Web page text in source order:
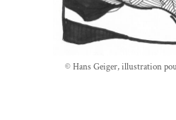
© Hans Geiger, illus­tra­tion